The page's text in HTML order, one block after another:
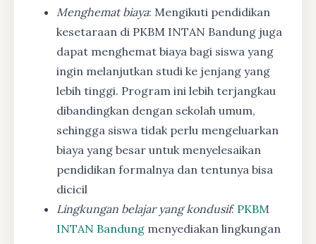
Menghemat biaya: Mengikuti pendidikan
kesetaraan di PKBM INTAN Bandung juga
dapat menghemat biaya bagi siswa yang
ingin melanjutkan studi ke jenjang yang
lebih tinggi. Program ini lebih terjangkau
dibandingkan dengan sekolah umum,
sehingga siswa tidak perlu mengeluarkan
biaya yang besar untuk menyelesaikan
pendidikan formalnya dan tentunya bisa
dicicil
Lingkungan belajar yang kondusif: PKBM
INTAN Bandung menyediakan lingkungan